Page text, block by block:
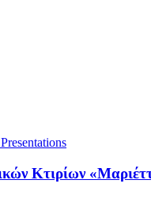
Κτιρίων